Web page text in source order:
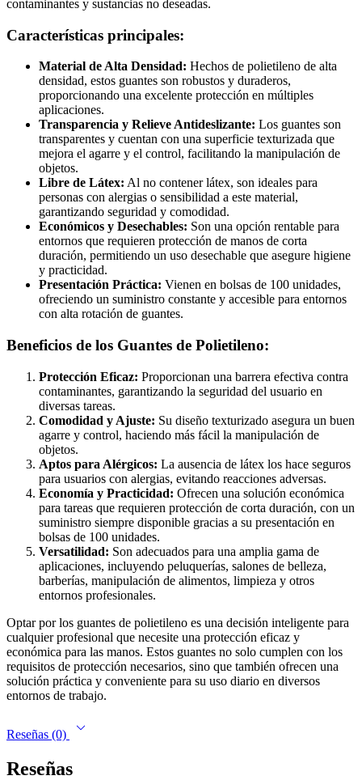
contaminantes y sustancias no deseadas.
Características principales:
Material de Alta Densidad: Hechos de polietileno de alta
densidad, estos guantes son robustos y duraderos,
proporcionando una excelente protección en múltiples
aplicaciones.
Transparencia y Relieve Antideslizante: Los guantes son
transparentes y cuentan con una superficie texturizada que
mejora el agarre y el control, facilitando la manipulación de
objetos.
Libre de Látex: Al no contener látex, son ideales para
personas con alergias o sensibilidad a este material,
garantizando seguridad y comodidad.
Económicos y Desechables: Son una opción rentable para
entornos que requieren protección de manos de corta
duración, permitiendo un uso desechable que asegure higiene
y practicidad.
Presentación Práctica: Vienen en bolsas de 100 unidades,
ofreciendo un suministro constante y accesible para entornos
con alta rotación de guantes.
Beneficios de los Guantes de Polietileno:
Protección Eficaz: Proporcionan una barrera efectiva contra
contaminantes, garantizando la seguridad del usuario en
diversas tareas.
Comodidad y Ajuste: Su diseño texturizado asegura un buen
agarre y control, haciendo más fácil la manipulación de
objetos.
Aptos para Alérgicos: La ausencia de látex los hace seguros
para usuarios con alergias, evitando reacciones adversas.
Economía y Practicidad: Ofrecen una solución económica
para tareas que requieren protección de corta duración, con un
suministro siempre disponible gracias a su presentación en
bolsas de 100 unidades.
Versatilidad: Son adecuados para una amplia gama de
aplicaciones, incluyendo peluquerías, salones de belleza,
barberías, manipulación de alimentos, limpieza y otros
entornos profesionales.
Optar por los guantes de polietileno es una decisión inteligente para
cualquier profesional que necesite una protección eficaz y
económica para las manos. Estos guantes no solo cumplen con los
requisitos de protección necesarios, sino que también ofrecen una
solución práctica y conveniente para su uso diario en diversos
entornos de trabajo.
Reseñas (0)
Reseñas